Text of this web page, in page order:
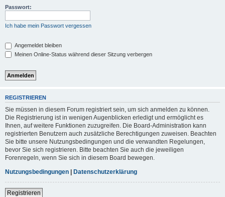
Passwort:
Ich habe mein Passwort vergessen
Angemeldet bleiben
Meinen Online-Status während dieser Sitzung verbergen
REGISTRIEREN
Sie müssen in diesem Forum registriert sein, um sich anmelden zu können.
Die Registrierung ist in wenigen Augenblicken erledigt und ermöglicht es
Ihnen, auf weitere Funktionen zuzugreifen. Die Board-Administration kann
registrierten Benutzern auch zusätzliche Berechtigungen zuweisen. Beachten
Sie bitte unsere Nutzungsbedingungen und die verwandten Regelungen,
bevor Sie sich registrieren. Bitte beachten Sie auch die jeweiligen
Forenregeln, wenn Sie sich in diesem Board bewegen.
Nutzungsbedingungen | Datenschutzerklärung
Registrieren